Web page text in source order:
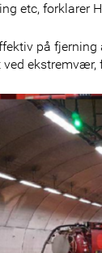
etc, forklarer
på fjerning
ekstremvær,